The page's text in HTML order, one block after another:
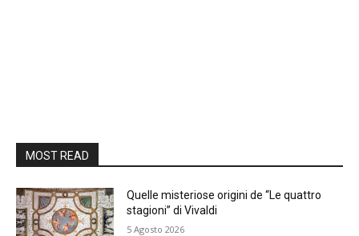
MOST READ
Quelle misteriose origini de “Le quattro
stagioni” di Vivaldi
5 Agosto 2026